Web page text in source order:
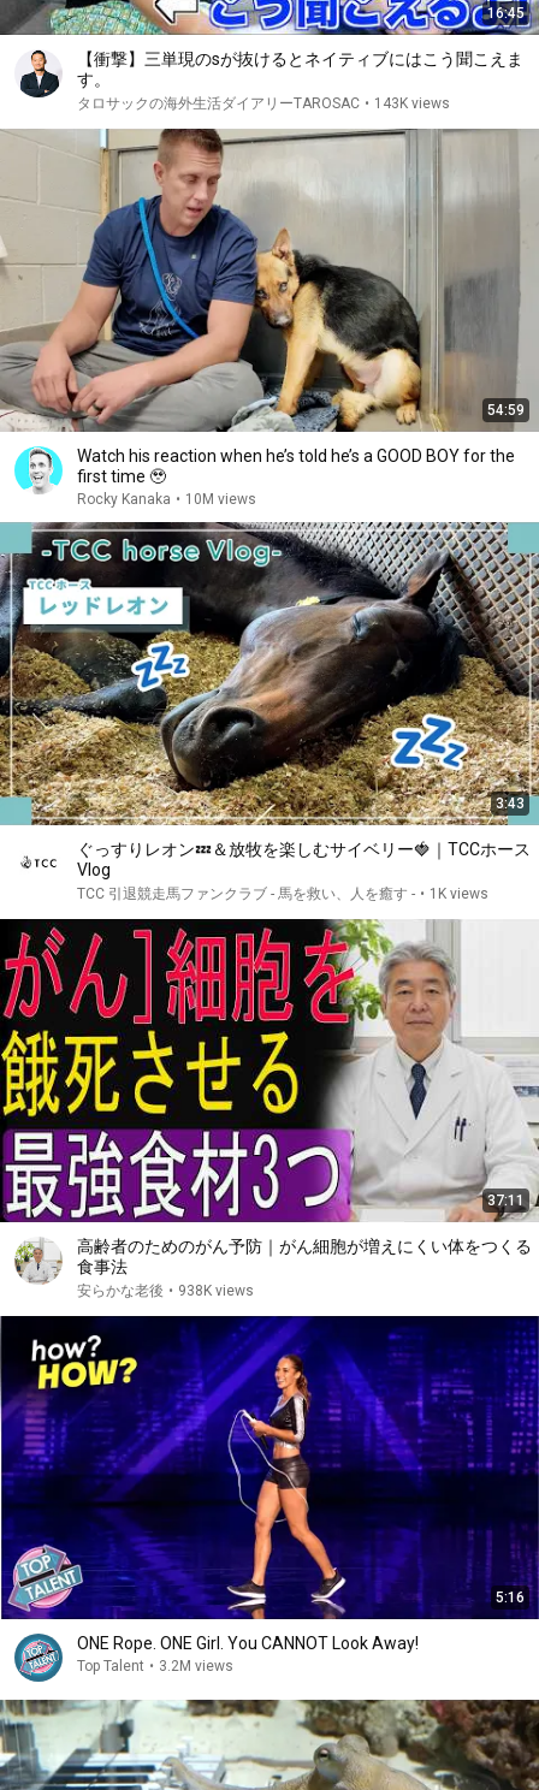
16:45
【衝撃】三単現のsが抜けるとネイティブにはこう聞こえま
す。
タロサックの海外生活ダイアリーTAROSAC • 143K views
54:59
Watch his reaction when he’s told he’s a GOOD BOY for the
first time 🥹
Rocky Kanaka • 10M views
3:43
ぐっすりレオン💤＆放牧を楽しむサイベリー🍓｜TCCホース
Vlog
TCC 引退競走馬ファンクラブ - 馬を救い、人を癒す - • 1K views
37:11
高齢者のためのがん予防｜がん細胞が増えにくい体をつくる
食事法
安らかな老後 • 938K views
5:16
ONE Rope. ONE Girl. You CANNOT Look Away!
Top Talent • 3.2M views